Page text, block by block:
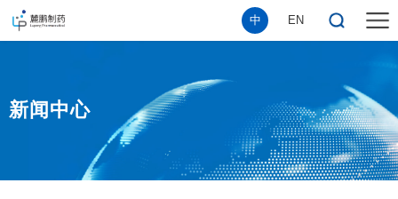
中 EN
新闻中心